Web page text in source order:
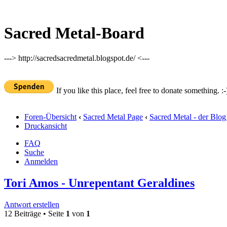
Sacred Metal-Board
---> http://sacredsacredmetal.blogspot.de/ <---
If you like this place, feel free to donate something.
Foren-Übersicht ‹ Sacred Metal Page ‹ Sacred Metal - der
Druckansicht
FAQ
Suche
Anmelden
Tori Amos - Unrepentant Geraldines
Antwort erstellen
12 Beiträge • Seite 1 von 1